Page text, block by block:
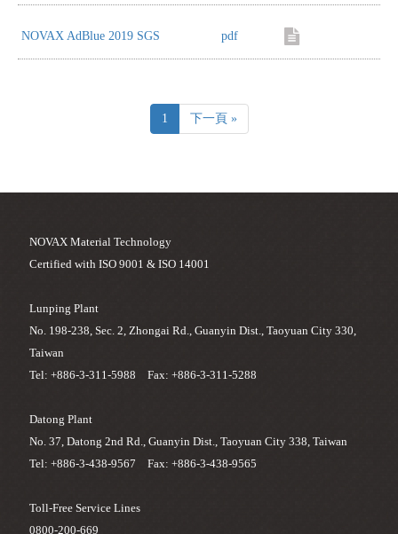
NOVAX AdBlue 2019 SGS pdf
1 下一頁 »
NOVAX Material Technology
Certified with ISO 9001 & ISO 14001
Lunping Plant
No. 198-238, Sec. 2, Zhongai Rd., Guanyin Dist., Taoyuan City 330,
Taiwan
Tel: +886-3-311-5988 Fax: +886-3-311-5288
Datong Plant
No. 37, Datong 2nd Rd., Guanyin Dist., Taoyuan City 338, Taiwan
Tel: +886-3-438-9567 Fax: +886-3-438-9565
Toll-Free Service Lines
0800-200-669